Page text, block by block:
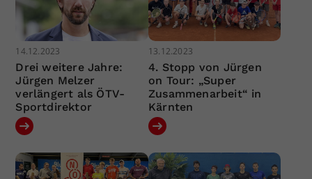
14.12.2023
Drei weitere Jahre:
Jürgen Melzer
verlängert als ÖTV-
Sportdirektor
13.12.2023
4. Stopp von Jürgen
on Tour: „Super
Zusammenarbeit“ in
Kärnten